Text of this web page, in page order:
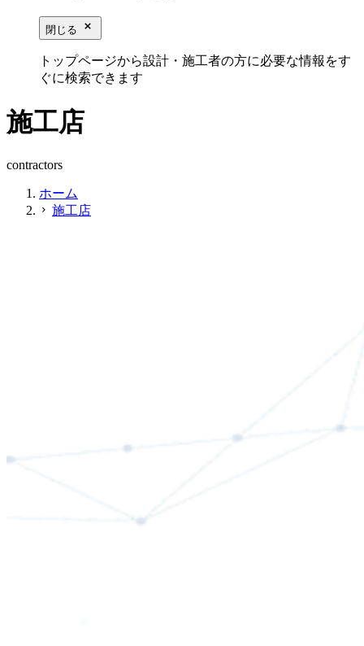
閉じる close_small
トップページから設計・施工者の方に必要な情報をす
ぐに検索できます
施工店
contractors
ホーム
chevron_right 施工店